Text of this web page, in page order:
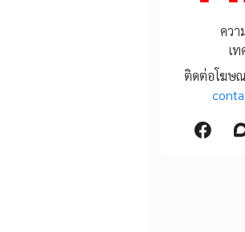
ควา
เท
ติดต่อโฆษ